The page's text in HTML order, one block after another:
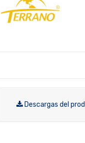
Descargas del